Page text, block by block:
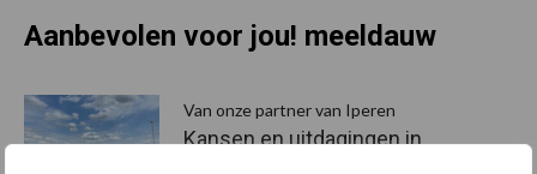
Aanbevolen voor jou! meeldauw
Van onze partner van Iperen
Kansen en uitdagingen in